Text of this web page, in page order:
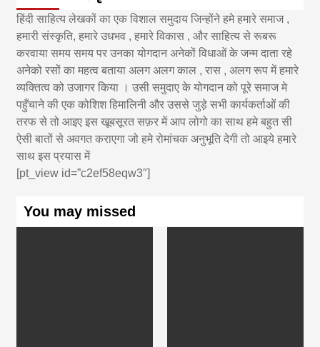
हिंदी साहित्य लेखकों का एक विशाल समुदाय जिन्होंने हमे हमारे समाज ,
हमारी संस्कृति, हमारे उधभव , हमारे विकास , और साहित्य से रूबरू
करवाया समय समय पर उनका योगदान अनेकों विधाओं के जन्म दाता रहे
अनेको रसों का महत्व बताया अलग अलग काल , रास , अलग रूप में हमारे
व्यक्तित्व को उजागर किया । उसी समुदाए के योगदान को पूरे समाज मे
पहुँचाने की एक कोशिश हिमालिनी और उससे जुड़े सभी कार्यकर्ताओं की
तरफ से तो आइए इस खूबसूरत सफ़र में आप लोगो का साथ हमे बहुत सी
ऐसी बातों से अवगत कराएगा जो हमे रोमांचक अनुभूति देगी तो आइये हमारे
साथ इस प्रयास में
[pt_view id=”c2ef58eqw3″]
You may missed